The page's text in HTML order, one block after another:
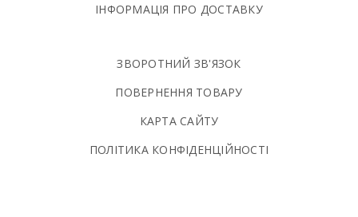
ІНФОРМАЦІЯ ПРО ДОСТАВКУ
ЗВОРОТНИЙ ЗВ'ЯЗОК
ПОВЕРНЕННЯ ТОВАРУ
КАРТА САЙТУ
ПОЛIТИКА КОНФIДЕНЦIЙНОСТI